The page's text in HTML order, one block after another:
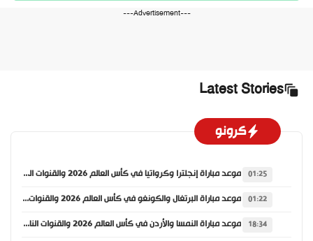
---Advertisement---
Latest Stories
كرونو
01:25 موعد مباراة إنجلترا وكرواتيا في كأس العالم 2026 والقنوات الناقلة
01:22 موعد مباراة البرتغال والكونغو في كأس العالم 2026 والقنوات الناقلة
18:34 موعد مباراة النمسا والأردن في كأس العالم 2026 والقنوات الناقلة